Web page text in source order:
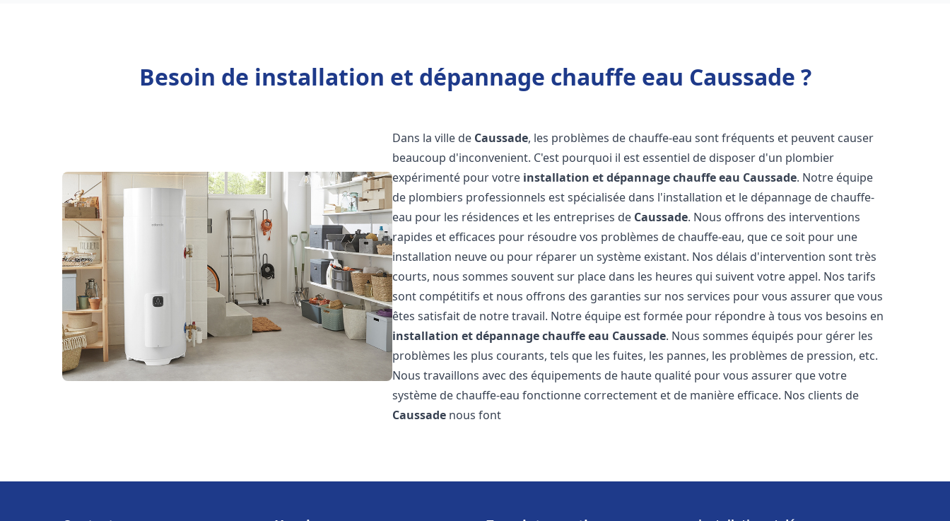
Besoin de installation et dépannage chauffe eau Caussade ?
Dans la ville de Caussade, les problèmes de chauffe-eau sont fréquents et peuvent causer
beaucoup d'inconvenient. C'est pourquoi il est essentiel de disposer d'un plombier
expérimenté pour votre installation et dépannage chauffe eau Caussade. Notre équipe
de plombiers professionnels est spécialisée dans l'installation et le dépannage de chauffe-
eau pour les résidences et les entreprises de Caussade. Nous offrons des interventions
rapides et efficaces pour résoudre vos problèmes de chauffe-eau, que ce soit pour une
installation neuve ou pour réparer un système existant. Nos délais d'intervention sont très
courts, nous sommes souvent sur place dans les heures qui suivent votre appel. Nos tarifs
sont compétitifs et nous offrons des garanties sur nos services pour vous assurer que vous
êtes satisfait de notre travail. Notre équipe est formée pour répondre à tous vos besoins en
installation et dépannage chauffe eau Caussade. Nous sommes équipés pour gérer les
problèmes les plus courants, tels que les fuites, les pannes, les problèmes de pression, etc.
Nous travaillons avec des équipements de haute qualité pour vous assurer que votre
système de chauffe-eau fonctionne correctement et de manière efficace. Nos clients de
Caussade nous font